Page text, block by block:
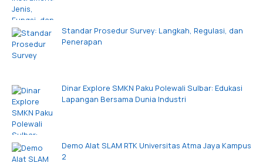
Standar Prosedur Survey: Langkah, Regulasi, dan
Penerapan
Dinar Explore SMKN Paku Polewali Sulbar: Edukasi
Lapangan Bersama Dunia Industri
Demo Alat SLAM RTK Universitas Atma Jaya Kampus
2